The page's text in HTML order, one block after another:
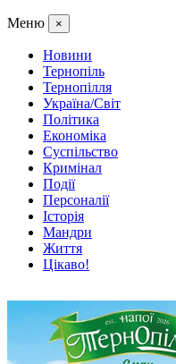
Меню ×
Новини
Тернопіль
Тернопілля
Україна/Світ
Політика
Економіка
Суспільство
Кримінал
Події
Персоналії
Історія
Мандри
Життя
Цікаво!